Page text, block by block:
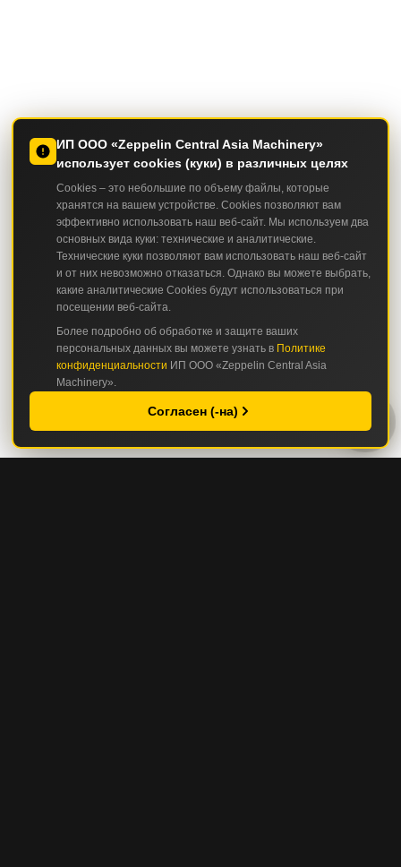
ИП ООО «Zeppelin Central Asia Machinery»
использует cookies (куки) в различных целях
Cookies – это небольшие по объему файлы, которые
хранятся на вашем устройстве. Cookies позволяют вам
эффективно использовать наш веб-сайт. Мы используем два
основных вида куки: технические и аналитические.
Технические куки позволяют вам использовать наш веб-сайт
и от них невозможно отказаться. Однако вы можете выбрать,
какие аналитические Cookies будут использоваться при
посещении веб-сайта.
Более подробно об обработке и защите ваших
персональных данных вы можете узнать в Политике
конфиденциальности ИП ООО «Zeppelin Central Asia
Machinery».
Согласен (-на)